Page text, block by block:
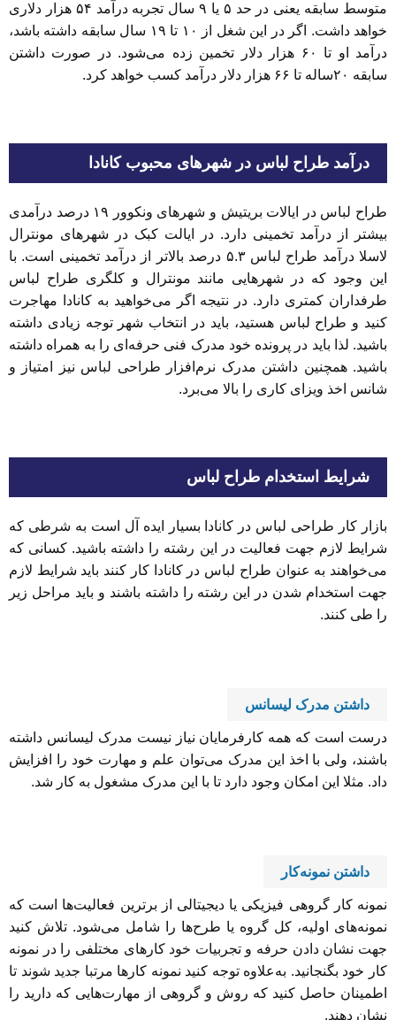
متوسط سابقه یعنی در حد ۵ یا ۹ سال تجربه درآمد ۵۴ هزار دلاری
خواهد داشت. اگر در این شغل از ۱۰ تا ۱۹ سال سابقه داشته باشد،
درآمد او تا ۶۰ هزار دلار تخمین زده می‌شود. در صورت داشتن
سابقه ۲۰ساله تا ۶۶ هزار دلار درآمد کسب خواهد کرد.
درآمد طراح لباس در شهرهای محبوب کانادا
طراح لباس در ایالات بریتیش و شهرهای ونکوور ۱۹ درصد درآمدی
بیشتر از درآمد تخمینی دارد. در ایالت کبک در شهرهای مونترال
لاسلا درآمد طراح لباس ۵.۳ درصد بالاتر از درآمد تخمینی است. با
این وجود که در شهرهایی مانند مونترال و کلگری طراح لباس
طرفداران کمتری دارد. در نتیجه اگر می‌خواهید به کانادا مهاجرت
کنید و طراح لباس هستید، باید در انتخاب شهر توجه زیادی داشته
باشید. لذا باید در پرونده خود مدرک فنی حرفه‌ای را به همراه داشته
باشید. همچنین داشتن مدرک نرم‌افزار طراحی لباس نیز امتیاز و
شانس اخذ ویزای کاری را بالا می‌برد.
شرایط استخدام طراح لباس
بازار کار طراحی لباس در کانادا بسیار ایده آل است به شرطی که
شرایط لازم جهت فعالیت در این رشته را داشته باشید. کسانی که
می‌خواهند به عنوان طراح لباس در کانادا کار کنند باید شرایط لازم
جهت استخدام شدن در این رشته را داشته باشند و باید مراحل زیر
را طی کنند.
داشتن مدرک لیسانس
درست است که همه کارفرمایان نیاز نیست مدرک لیسانس داشته
باشند، ولی با اخذ این مدرک می‌توان علم و مهارت خود را افزایش
داد. مثلا این امکان وجود دارد تا با این مدرک مشغول به کار شد.
داشتن نمونه‌کار
نمونه کار گروهی فیزیکی یا دیجیتالی از برترین فعالیت‌ها است که
نمونه‌های اولیه، کل گروه یا طرح‌ها را شامل می‌شود. تلاش کنید
جهت نشان دادن حرفه و تجربیات خود کارهای مختلفی را در نمونه
کار خود بگنجانید. به‌علاوه توجه کنید نمونه کارها مرتبا جدید شوند تا
اطمینان حاصل کنید که روش و گروهی از مهارت‌هایی که دارید را
نشان دهند.